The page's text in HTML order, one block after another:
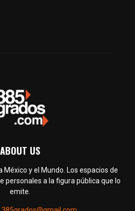
ABOUT US
México y el Mundo. Los espacios de
personales a la figura pública que lo
emite.